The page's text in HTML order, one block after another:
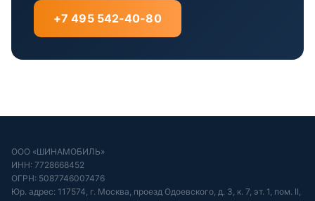
+7 495 542-40-80
ООО «ШИНАМОБИЛЬ»
ИНН: 7728668452
ОГРН: 5087746007476
Юр. адрес: 117574, г. Москва, проезд Одоевского, д. 3, к. 7, эт. 1, пом. II,